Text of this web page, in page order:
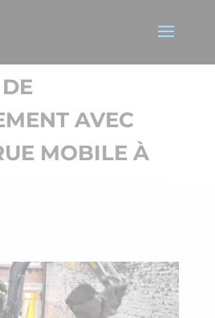
AVEC
MOBILE À